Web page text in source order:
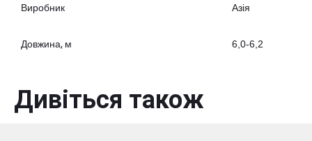
Виробник Азія
Довжина, м 6,0-6,2
Дивіться також